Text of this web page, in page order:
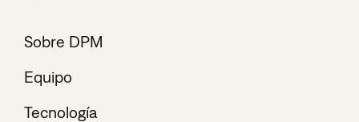
Sobre DPM
Equipo
Tecnología